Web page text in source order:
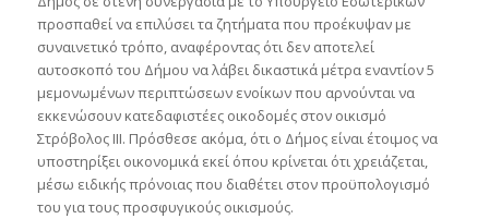
προσπαθεί να επιλύσει τα ζητήματα που προέκυψαν με
συναινετικό τρόπο, αναφέροντας ότι δεν αποτελεί
αυτοσκοπό του Δήμου να λάβει δικαστικά μέτρα εναντίον 5
μεμονωμένων περιπτώσεων ενοίκων που αρνούνται να
εκκενώσουν κατεδαφιστέες οικοδομές στον οικισμό
Στρόβολος ΙΙΙ. Πρόσθεσε ακόμα, ότι ο Δήμος είναι έτοιμος να
υποστηρίξει οικονομικά εκεί όπου κρίνεται ότι χρειάζεται,
μέσω ειδικής πρόνοιας που διαθέτει στον προϋπολογισμό
του για τους προσφυγικούς οικισμούς.